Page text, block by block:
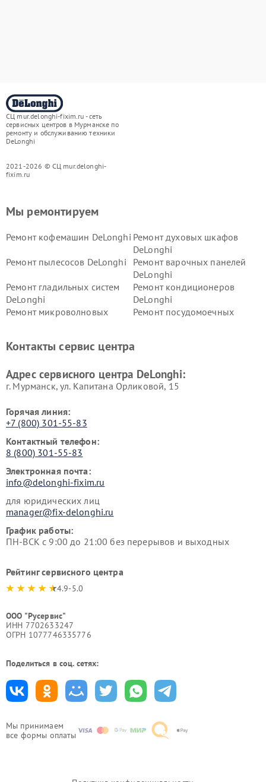
СЦ mur.delonghi-fixim.ru - сеть
сервисных центров в Мурманске по
ремонту и обслуживанию техники
DeLonghi
2021-2026 © СЦ mur.delonghi-
fixim.ru
Мы принимаем
все формы оплаты
Мы ремонтируем
Ремонт кофемашин DeLonghi Ремонт духовых шкафов
DeLonghi
Ремонт пылесосов DeLonghi
Ремонт варочных панелей
DeLonghi
Ремонт гладильных систем
DeLonghi
Ремонт кондиционеров
DeLonghi
Ремонт микроволновых
Ремонт посудомоечных
DeLonghi
DeLonghi
Контакты сервис центра
Адрес сервисного центра DeLonghi:
г. Мурманск, ул. Капитана Орликовой, 15
Горячая линия:
+7 (800) 301-55-83
Контактный телефон:
8 (800) 301-55-83
Электронная почта:
info@delonghi-fixim.ru
для юридических лиц
manager@fix-delonghi.ru
График работы:
ПН-ВСК с 9:00 до 21:00 без перерывов и выходных
Рейтинг сервисного центра
4.9-5.0
ООО "Русервис"
ИНН 7702633247
ОГРН 1077746335776
Поделиться в соц. сетях: